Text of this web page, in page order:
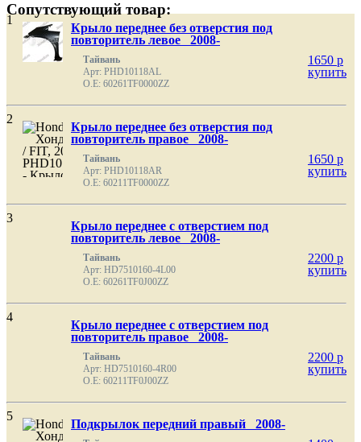
Сопутствующий товар:
1
Крыло переднее без отверстия под
повторитель левое 2008-
Тайвань
Арт: PHD10118AL
O.E: 60261TF0000ZZ
1650 p
купить
2
Крыло переднее без отверстия под
повторитель правое 2008-
Тайвань
Арт: PHD10118AR
O.E: 60211TF0000ZZ
1650 p
купить
3
Крыло переднее с отверстием под
повторитель левое 2008-
Тайвань
Арт: HD7510160-4L00
O.E: 60261TF0J00ZZ
2200 p
купить
4
Крыло переднее с отверстием под
повторитель правое 2008-
Тайвань
Арт: HD7510160-4R00
O.E: 60211TF0J00ZZ
2200 p
купить
5
Подкрылок передний правый 2008-